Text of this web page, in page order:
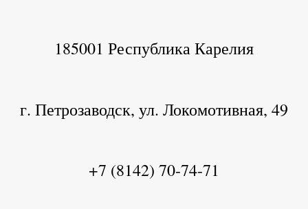
185001 Республика Карелия
г. Петрозаводск, ул. Локомотивная, 49
+7 (8142) 70-74-71